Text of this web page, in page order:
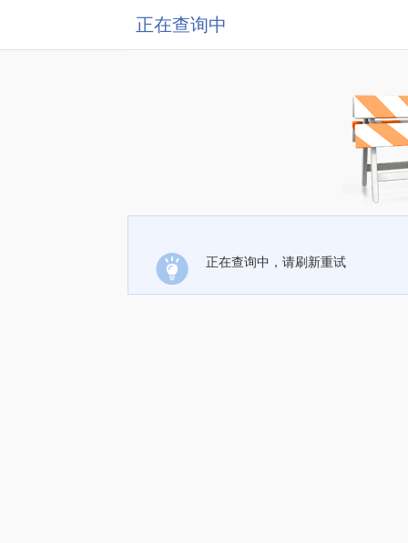
正在查询中
正在查询中，请刷新重试